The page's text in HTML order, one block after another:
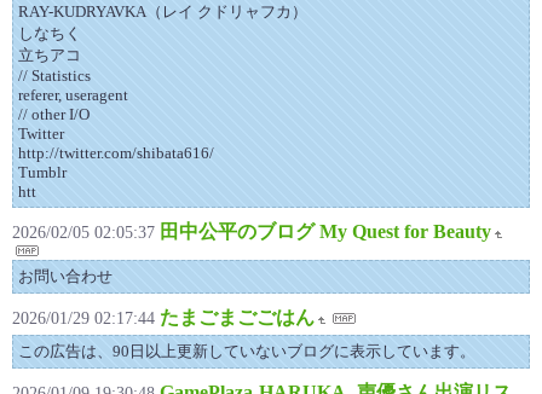
RAY-KUDRYAVKA（レイ クドリャフカ）
しなちく
立ちアコ
// Statistics
referer, useragent
// other I/O
Twitter
http://twitter.com/shibata616/
Tumblr
htt
2026/02/05 02:05:37 田中公平のブログ My Quest for Beauty
お問い合わせ
2026/01/29 02:17:44 たまごまごごはん
この広告は、90日以上更新していないブログに表示しています。